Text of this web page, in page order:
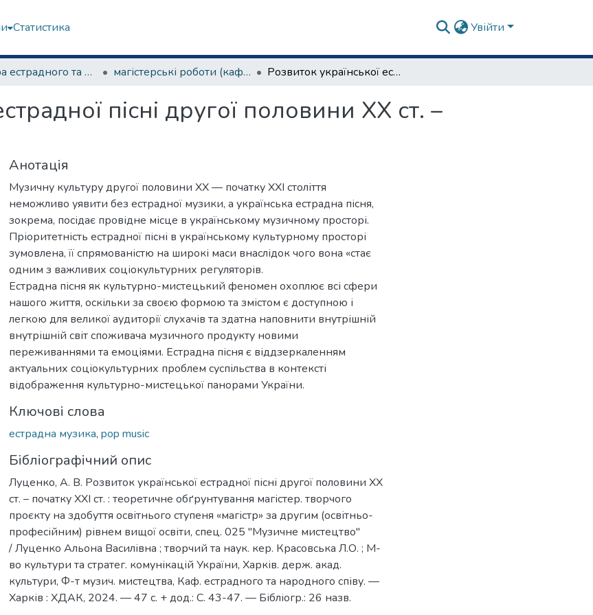
Статистика Увійти
Кафедра естрадного та народного співу магістерські роботи (кафедра естрадного та народного співу) Розвиток української естрадної пісні другої половини ХХ ст. – початку ХХІ ст.
пісні другої половини ХХ ст. –
Анотація
Музичну культуру другої половини ХХ — початку ХХІ століття
неможливо уявити без естрадної музики, а українська естрадна пісня,
зокрема, посідає провідне місце в українському музичному просторі.
Пріоритетність естрадної пісні в українському культурному просторі
зумовлена, її спрямованістю на широкі маси внаслідок чого вона «стає
одним з важливих соціокультурних регуляторів.
Естрадна пісня як культурно-мистецький феномен охоплює всі сфери
нашого життя, оскільки за своєю формою та змістом є доступною і
легкою для великої аудиторії слухачів та здатна наповнити внутрішній
внутрішній світ споживача музичного продукту новими
переживаннями та емоціями. Естрадна пісня є віддзеркаленням
актуальних соціокультурних проблем суспільства в контексті
відображення культурно-мистецької панорами України.
Ключові слова
естрадна музика, pop music
Бібліографічний опис
Луценко, А. В. Розвиток української естрадної пісні другої половини ХХ
ст. – початку ХХІ ст. : теоретичне обґрунтування магістер. творчого
проєкту на здобуття освітнього ступеня «магістр» за другим (освітньо-
професійним) рівнем вищої освіти, спец. 025 "Музичне мистецтво"
/ Луценко Альона Василівна ; творчий та наук. кер. Красовська Л.О. ; М-
во культури та стратег. комунікацій України, Харків. держ. акад.
культури, Ф-т музич. мистецтва, Каф. естрадного та народного співу. —
Харків : ХДАК, 2024. — 47 с. + дод.: С. 43-47. — Бібліогр.: 26 назв.